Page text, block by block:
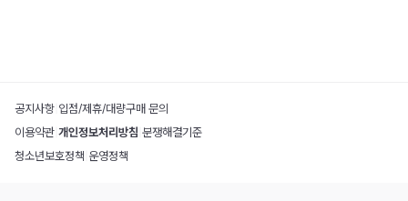
공지사항 입점/제휴/대량구매 문의
이용약관 개인정보처리방침 분쟁해결기준
청소년보호정책 운영정책